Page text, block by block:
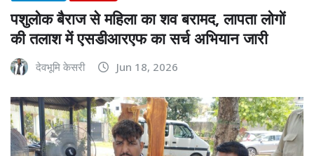
पशुलोक बैराज से महिला का शव बरामद, लापता लोगों
की तलाश में एसडीआरएफ का सर्च अभियान जारी
देवभूमि केसरी Jun 18, 2026